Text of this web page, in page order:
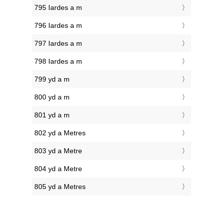
795 Iardes a m
796 Iardes a m
797 Iardes a m
798 Iardes a m
799 yd a m
800 yd a m
801 yd a m
802 yd a Metres
803 yd a Metre
804 yd a Metre
805 yd a Metres